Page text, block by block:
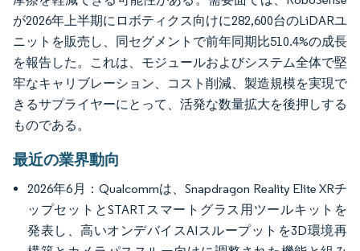
が2026年上半期にロボティクス向けに282,600台のLiDARユ
ニットを販売し、同セグメントで前年同期比510.4%の成長
を報告した。これは、モジュールおよびシステム全体で堅
牢なキャリブレーション、コスト削減、製造規模を実現で
きるサプライヤーにとって、活発な数量拡大を後押しする
ものである。
最近の業界動向
2026年6月：Qualcommは、Snapdragon Reality Elite XRチ
ップセットとSTARTスマートグラス用ツールキットを
発表し、高いオンデバイスAIスループットを3D環境再